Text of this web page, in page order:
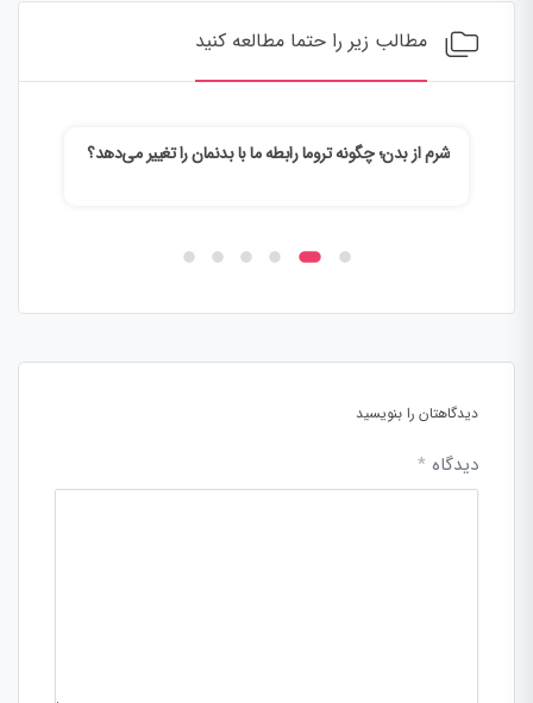
مطالب زیر را حتما مطالعه کنید
شرم از بدن؛ چگونه تروما رابطه ما با بدنمان را تغییر می‌دهد؟
دیدگاهتان را بنویسید
دیدگاه *